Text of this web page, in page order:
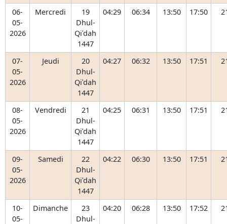
06-
05-
2026
Mercredi
19
Dhul-
Qiʿdah
1447
04:29 06:34 13:50 17:50
07-
05-
2026
Jeudi
20
Dhul-
Qiʿdah
1447
04:27 06:32 13:50 17:51
08-
05-
2026
Vendredi
21
Dhul-
Qiʿdah
1447
04:25 06:31 13:50 17:51
09-
05-
2026
Samedi
22
Dhul-
Qiʿdah
1447
04:22 06:30 13:50 17:51
10-
05-
Dimanche
23
Dhul-
04:20 06:28 13:50 17:52